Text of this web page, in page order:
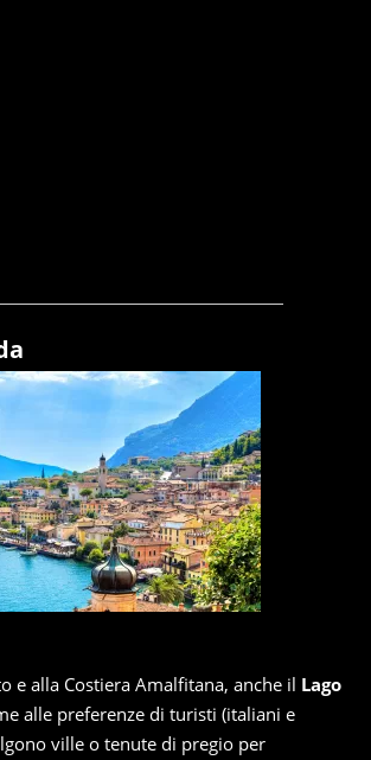
e alla Costiera Amalfitana, anche il Lago
alle preferenze di turisti (italiani e
ville o tenute di pregio per